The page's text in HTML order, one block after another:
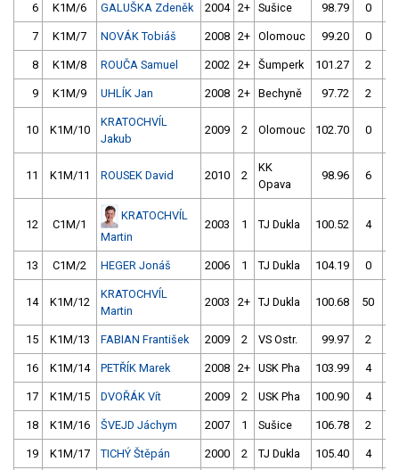
6 K1M/6 GALUŠKA Zdeněk 2004 2+ Sušice 98.79 0
7 K1M/7 NOVÁK Tobiáš 2008 2+ Olomouc 99.20 0
8 K1M/8 ROUČA Samuel 2002 2+ Šumperk 101.27 2
9 K1M/9 UHLÍK Jan 2008 2+ Bechyně 97.72 2
10 K1M/10
KRATOCHVÍL
Jakub
2009 2 Olomouc 102.70 0
11 K1M/11 ROUSEK David 2010 2
KK
Opava
98.96 6
12 C1M/1
KRATOCHVÍL
Martin
2003 1 TJ Dukla 100.52 4
13 C1M/2 HEGER Jonáš 2006 1 TJ Dukla 104.19 0
14 K1M/12
KRATOCHVÍL
Martin
2003 2+ TJ Dukla 100.68 50
15 K1M/13 FABIAN František 2009 2 VS Ostr. 99.97 2
16 K1M/14 PETŘÍK Marek 2008 2+ USK Pha 103.99 4
17 K1M/15 DVOŘÁK Vít 2009 2 USK Pha 100.90 4
18 K1M/16 ŠVEJD Jáchym 2007 1 Sušice 106.78 2
19 K1M/17 TICHÝ Štěpán 2000 2 TJ Dukla 105.40 4